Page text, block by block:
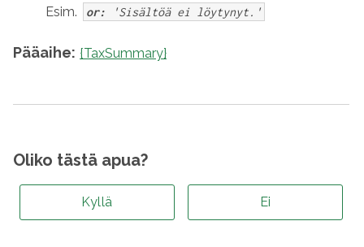
Esim. or: 'Sisältöä ei löytynyt.'
Pääaihe: {TaxSummary}
Oliko tästä apua?
Kyllä Ei